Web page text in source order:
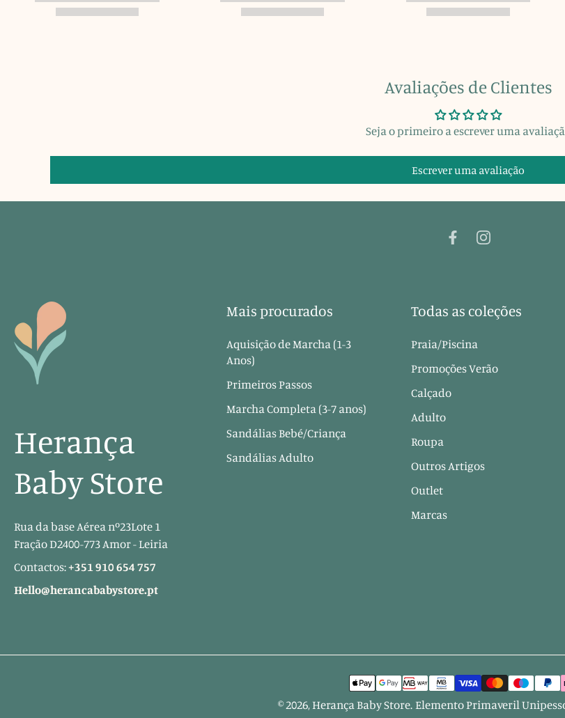
Avaliações de Clientes
Seja o primeiro a escrever uma
Escrever uma avaliação
Herança
Baby Store
Rua da base Aérea nº23Lote 1
Fração D2400-773 Amor - Leiria
Contactos: +351 910 654 757
Hello@herancababystore.pt
Mais procurados
Aquisição de Marcha (1-3
Anos)
Primeiros Passos
Marcha Completa (3-7 anos)
Sandálias Bebé/Criança
Sandálias Adulto
Todas as coleções
Praia/Piscina
Promoções Verão
Calçado
Adulto
Roupa
Outros Artigos
Outlet
Marcas
© 2026,Herança Baby Store. Elemento Primaveril